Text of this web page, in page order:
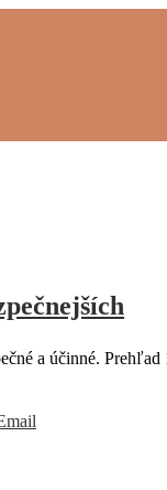
a účinné.